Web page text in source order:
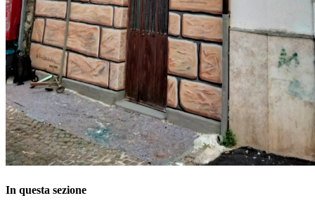
In questa sezione